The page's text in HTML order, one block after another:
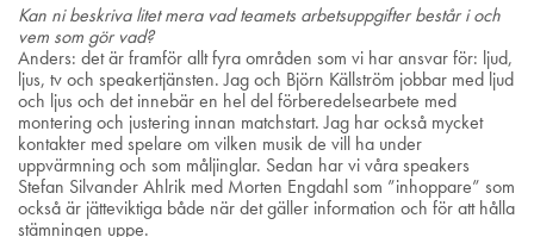
Kan ni beskriva litet mera vad teamets arbetsuppgifter består i och
vem som gör vad?
Anders: det är framför allt fyra områden som vi har ansvar för: ljud,
ljus, tv och speakertjänsten. Jag och Björn Källström jobbar med ljud
och ljus och det innebär en hel del förberedelsearbete med
montering och justering innan matchstart. Jag har också mycket
kontakter med spelare om vilken musik de vill ha under
uppvärmning och som måljinglar. Sedan har vi våra speakers
Stefan Silvander Ahlrik med Morten Engdahl som ”inhoppare” som
också är jätteviktiga både när det gäller information och för att hålla
stämningen uppe.